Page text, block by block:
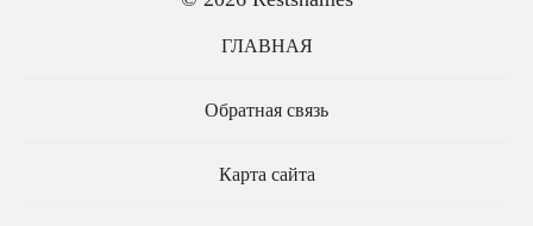
ГЛАВНАЯ
Обратная связь
Карта сайта